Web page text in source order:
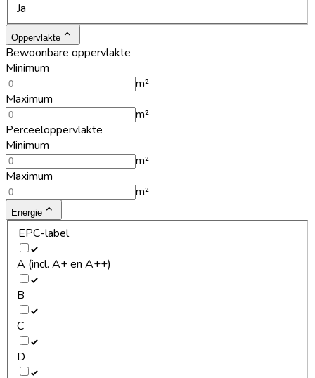
Ja
Oppervlakte
Bewoonbare oppervlakte
Minimum
m²
Maximum
m²
Perceeloppervlakte
Minimum
m²
Maximum
m²
Energie
EPC-label
A (incl. A+ en A++)
B
C
D